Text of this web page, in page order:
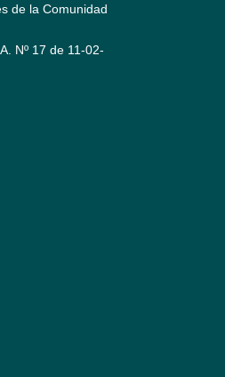
de la Comunidad
Nº 17 de 11-02-